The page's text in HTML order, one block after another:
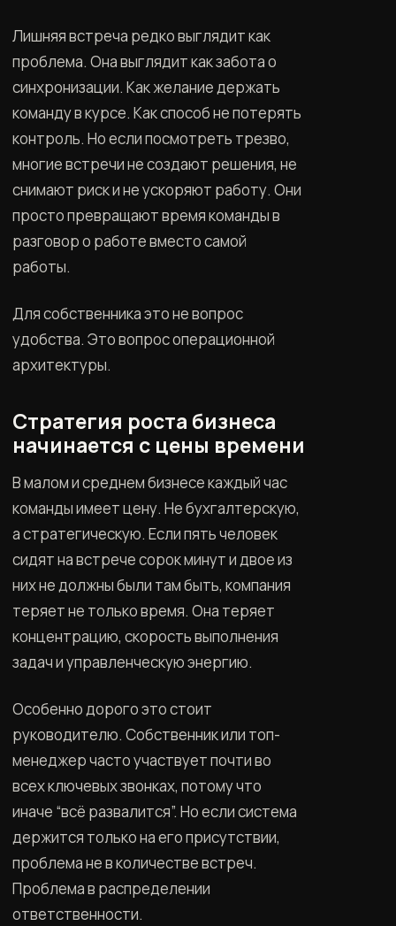
Лишняя встреча редко выглядит как
проблема. Она выглядит как забота о
синхронизации. Как желание держать
команду в курсе. Как способ не потерять
контроль. Но если посмотреть трезво,
многие встречи не создают решения, не
снимают риск и не ускоряют работу. Они
просто превращают время команды в
разговор о работе вместо самой
работы.
Для собственника это не вопрос
удобства. Это вопрос операционной
архитектуры.
Стратегия роста бизнеса
начинается с цены времени
В малом и среднем бизнесе каждый час
команды имеет цену. Не бухгалтерскую,
а стратегическую. Если пять человек
сидят на встрече сорок минут и двое из
них не должны были там быть, компания
теряет не только время. Она теряет
концентрацию, скорость выполнения
задач и управленческую энергию.
Особенно дорого это стоит
руководителю. Собственник или топ-
менеджер часто участвует почти во
всех ключевых звонках, потому что
иначе “всё развалится”. Но если система
держится только на его присутствии,
проблема не в количестве встреч.
Проблема в распределении
ответственности.